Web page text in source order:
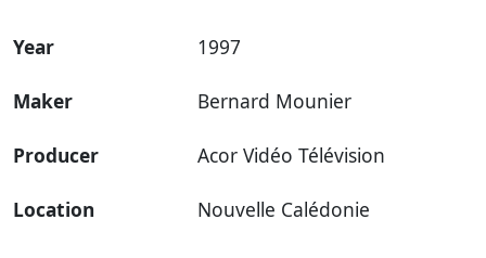
Year 1997
Maker Bernard Mounier
Producer Acor Vidéo Télévision
Location Nouvelle Calédonie